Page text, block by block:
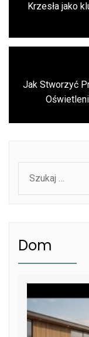
Krzesła jako
Jak Stworzyć
Dom